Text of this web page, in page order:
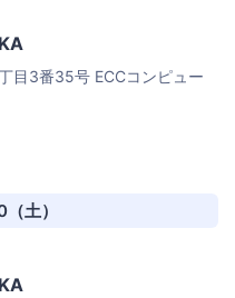
目3番35号 ECCコンピュー
土）